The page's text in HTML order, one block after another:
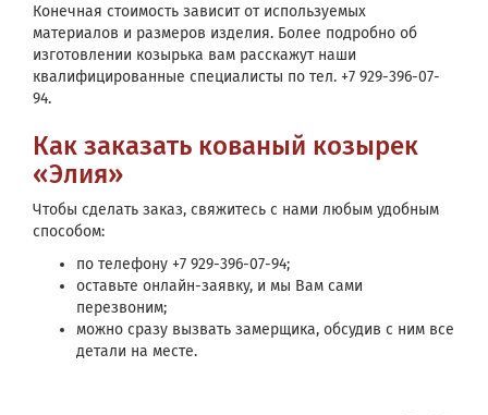
Конечная стоимость зависит от используемых
материалов и размеров изделия. Более подробно об
изготовлении козырька вам расскажут наши
квалифицированные специалисты по тел. +7 929-396-07-
94.
Как заказать кованый козырек
«Элия»
Чтобы сделать заказ, свяжитесь с нами любым удобным
способом:
по телефону +7 929-396-07-94;
оставьте онлайн-заявку, и мы Вам сами
перезвоним;
можно сразу вызвать замерщика, обсудив с ним все
детали на месте.